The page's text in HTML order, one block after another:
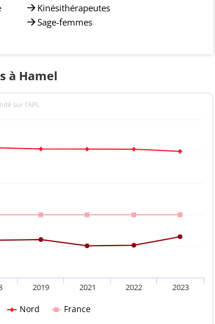
Kinésithérapeutes
Sage-femmes
à Hamel
sur l'APL
Nord France
2019 2021 2022 2023